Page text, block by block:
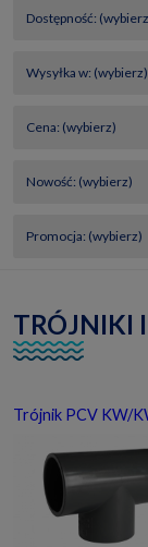
Dostępność:
Wysyłka w: (wybierz)
Cena: (wybierz)
Nowość: (wybierz)
Promocja: (wybierz)
TRÓJNIKI
Trójnik PCV KW/